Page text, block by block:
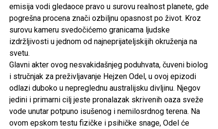
emisija vodi gledaoce pravo u surovu realnost planete, gde
pogrešna procena znači ozbiljnu opasnost po život. Kroz
surovu kameru svedočićemo granicama ljudske
izdržljivosti u jednom od najneprijateljskijih okruženja na
svetu.
Glavni akter ovog nesvakidašnjeg poduhvata, čuveni biolog
i stručnjak za preživljavanje Hejzen Odel, u ovoj epizodi
odlazi duboko u nepreglednu australijsku divljinu. Njegov
jedini i primarni cilj jeste pronalazak skrivenih oaza sveže
vode unutar potpuno isušenog i nemilosrdnog terena. Na
ovom epskom testu fizičke i psihičke snage, Odel će